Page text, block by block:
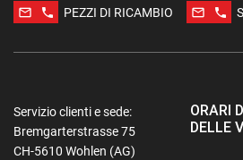
mail_outline
phone PEZZI DI RICAMBIO mail_outline phone
Servizio clienti e sede:
Bremgarterstrasse 75
CH-5610 Wohlen (AG)
ORARI
DELLE